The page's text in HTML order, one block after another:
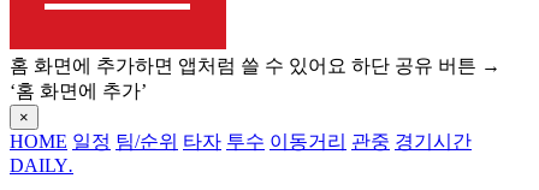
홈 화면에 추가하면 앱처럼 쓸 수 있어요 하단 공유 버튼 →
‘홈 화면에 추가’
×
HOME 일정 팀/순위 타자 투수 이동거리 관중 경기시간
DAILY.